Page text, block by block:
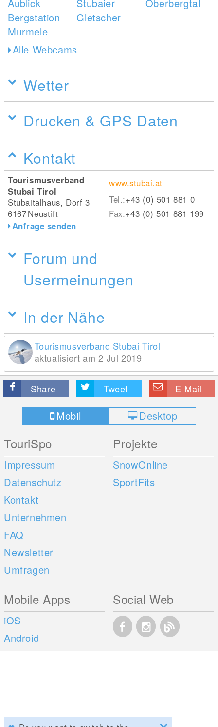
Alle Webcams
Wetter
Drucken & GPS Daten
Kontakt
Tourismusverband
Stubai Tirol
Stubaitalhaus, Dorf 3
6167Neustift
Anfrage senden
www.stubai.at
Tel.:+43 (0) 501 881 0
Fax:+43 (0) 501 881 199
Forum und
Usermeinungen
In der Nähe
Tourismusverband Stubai Tirol
aktualisiert am 2 Jul 2019
Share Tweet E-Mail
Mobil Desktop
TouriSpo
Impressum
Datenschutz
Kontakt
Unternehmen
FAQ
Newsletter
Umfragen
Projekte
SnowOnline
SportFits
Mobile Apps
iOS
Android
Social Web